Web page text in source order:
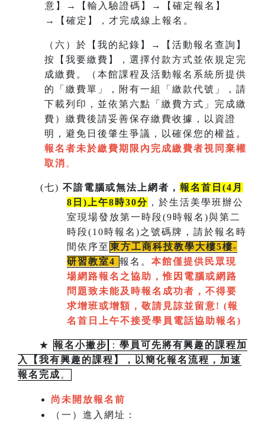
意】→【輸入驗證碼】→【確定報名】
→【確定】，才完成線上報名。
（六）於【我的紀錄】→【活動報名查詢】
按【我要繳費】，選擇付款方式並依規定完
成繳費。（本館課程及活動報名系統所提供
的「繳費單」，附有一組
「繳款代號」，請
下載列印，並依第六點「繳費方式」完成繳
費）繳費後請妥善保存繳費收據，以資證
明，避免日後肇生爭議，以確保您的權益。
報名者未於繳費期限內完成繳費者視同棄權
取消。
(七) 不諳電腦或無法上網者， 報名首日(4月
8日)上午8時30分 ，於生活美學班辦公
室現場發放第一時段(9時報名)與第二
時段(10時報名)之號碼牌，請於報名時
間依序至 東方工商科技教學大樓5樓-
研習教室4 報名。本館僅提供民眾現
場網路報名之協助，惟因電腦或網路
問題致未能及時報名成功者，不得要
求增班或增額，敬請見諒並留意! (報
名首日上午不接受學員電話協助報名)
★ 報名小撇步 ： 學員可先將有興趣的課程加
入【我有興趣的課程】，以簡化報名流程，加速
報名完成。
尚未開放報名前
（一）進入網址：